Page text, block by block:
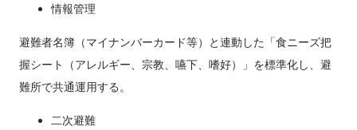
情報管理
避難者名簿（マイナンバーカード等）と連動した「食ニーズ把
握シート（アレルギー、宗教、嚥下、嗜好）」を標準化し、避
難所で共通運用する。
二次避難